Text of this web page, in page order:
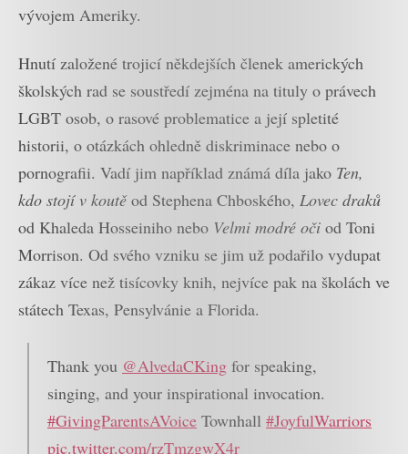
vývojem Ameriky.
Hnutí založené trojicí někdejších členek amerických
školských rad se soustředí zejména na tituly o právech
LGBT osob, o rasové problematice a její spletité
historii, o otázkách ohledně diskriminace nebo o
pornografii. Vadí jim například známá díla jako Ten,
kdo stojí v koutěod Stephena Chboského, Lovec draků
od Khaleda Hosseiniho nebo Velmi modré oči od Toni
Morrison. Od svého vzniku se jim už podařilo vydupat
zákaz více než tisícovky knih, nejvíce pak na školách ve
státech Texas, Pensylvánie a Florida.
Thank you @AlvedaCKing for speaking,
singing, and your inspirational invocation.
#GivingParentsAVoice Townhall #JoyfulWarriors
pic.twitter.com/rzTmzgwX4r